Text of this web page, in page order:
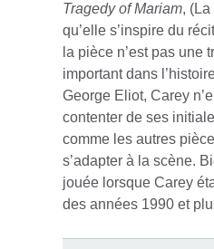
Tragedy of Mariam,
qu’elle s’inspire du
la pièce n’est pas
important dans
George Eliot, Carey
contenter de ses
comme les autres
s’adapter à la scène.
jouée lorsque Carey
des années 1990 et